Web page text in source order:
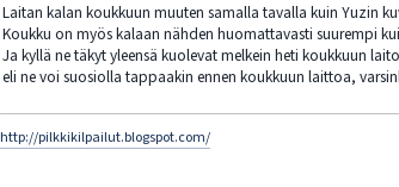
Laitan kalan koukkuun muuten samalla tavalla kuin Yuzin
Koukku on myös kalaan nähden huomattavasti suurempi
Ja kyllä ne täkyt yleensä kuolevat melkein heti koukkuun
eli ne voi suosiolla tappaakin ennen koukkuun laittoa,
http://pilkkikilpailut.blogspot.com/